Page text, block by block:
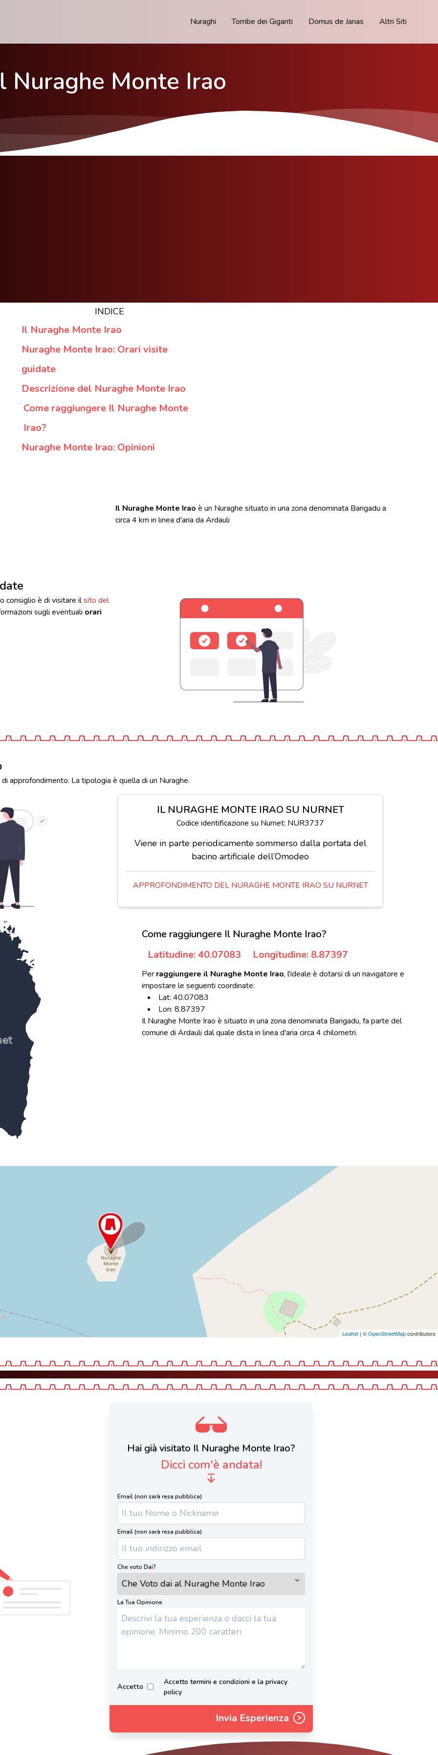
Nuraghi Tombe dei Giganti Domus de Janas Altri Siti
Nuraghe Monte Irao
INDICE
Il Nuraghe Monte Irao
Nuraghe Monte Irao: Orari visite
guidate
Descrizione del Nuraghe Monte Irao
Come raggiungere Il Nuraghe Monte
Irao?
Nuraghe Monte Irao: Opinioni
Il Nuraghe Monte Irao è un Nuraghe situato in una zona denominata Barigadu a
circa 4 km in linea d'aria da Ardauli
consiglio è di visitare ilsito del
sugli eventuali orari
approfondimento. La tipologia è quella di un Nuraghe.
IL NURAGHE MONTE IRAO SU NURNET
Codice identificazione su Nurnet: NUR3737
Viene in parte periodicamente sommerso dalla portata del
bacino artificiale dell’Omodeo
APPROFONDIMENTO DEL NURAGHE MONTE IRAO SU NURNET
Come raggiungere Il Nuraghe Monte Irao?
Latitudine: 40.07083
Longitudine: 8.87397
Per raggiungere il Nuraghe Monte Irao, l'ideale è dotarsi di un navigatore e
impostare le seguenti coordinate:
Lat: 40.07083
Lon: 8.87397
Il Nuraghe Monte Irao è situato in una zona denominata Barigadu, fa parte del
comune di Ardauli dal quale dista in linea d'aria circa 4 chilometri.
Leaflet | ©OpenStreetMapcontributors
Hai già visitato Il Nuraghe Monte Irao?
Dicci com'è andata!
Email (non sarà resa pubblica)
Email (non sarà resa pubblica)
Che voto Dai?
La Tua Opinione
Accetto
Accetto termini e condizioni e la privacy
policy
Invia Esperienza